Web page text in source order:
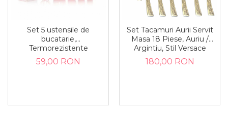
Set 5 ustensile de
bucatarie,
Termorezistente
59,00 RON
Set Tacamuri Aurii Servit
Masa 18 Piese, Auriu /
Argintiu, Stil Versace
180,00 RON